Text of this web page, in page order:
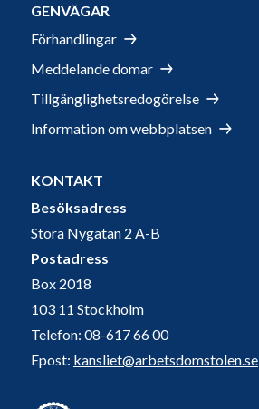
GENVÄGAR
Förhandlingar
Meddelande domar
Tillgänglighetsredogörelse
Information om webbplatsen
KONTAKT
Besöksadress
Stora Nygatan 2 A-B
Postadress
Box 2018
103 11 Stockholm
Telefon: 08-617 66 00
Epost: kansliet@arbetsdomstolen.se